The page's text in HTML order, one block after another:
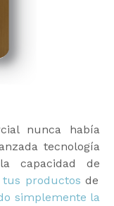
nunca había
tecnología
capacidad de
tus productos de
simplemente la